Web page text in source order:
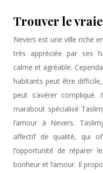
Trouver le
Nevers est une ville riche
très appréciée par ses
calme et agréable.
habitants peut être
peut s’avérer
marabout spécialisé
l’amour à Nevers.
affectif de qualité, qui
l’opportunité de réparer
bonheur et l’amour. Il